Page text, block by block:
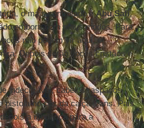
o mais controlado éAbu Safi,
embora com maus modos. Para
não podem vir aqui, é
Depois serão vocês cristãos e
indecifrável, cabelos raspados
pistola no cós da calça jeans. Pais
a mudança para a